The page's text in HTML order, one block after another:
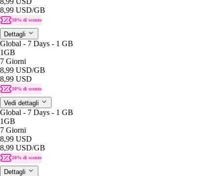
8,99 USD/GB
10% di sconto
Dettagli
Global - 7 Days - 1 GB
1GB
7 Giorni
8,99 USD/GB
8,99 USD
10% di sconto
Vedi dettagli
Global - 7 Days - 1 GB
1GB
7 Giorni
8,99 USD
8,99 USD/GB
10% di sconto
Dettagli